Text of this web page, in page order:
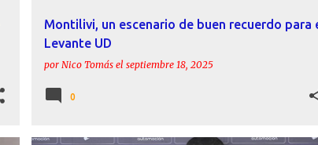
Montilivi, un escenario de buen recuerdo para
Levante UD
por Nico Tomás el septiembre 18, 2025
0